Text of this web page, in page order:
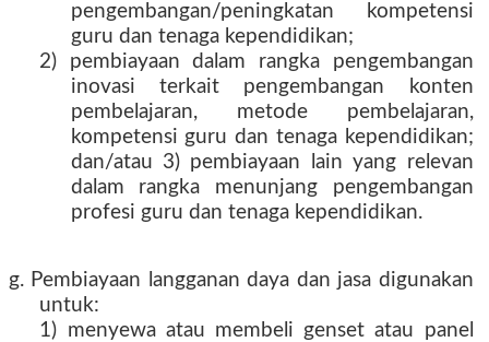
pengembangan/peningkatan kompetensi
guru dan tenaga kependidikan;
2) pembiayaan dalam rangka pengembangan
inovasi terkait pengembangan konten
pembelajaran, metode pembelajaran,
kompetensi guru dan tenaga kependidikan;
dan/atau 3) pembiayaan lain yang relevan
dalam rangka menunjang pengembangan
profesi guru dan tenaga kependidikan.
g. Pembiayaan langganan daya dan jasa digunakan
untuk:
1) menyewa atau membeli genset atau panel